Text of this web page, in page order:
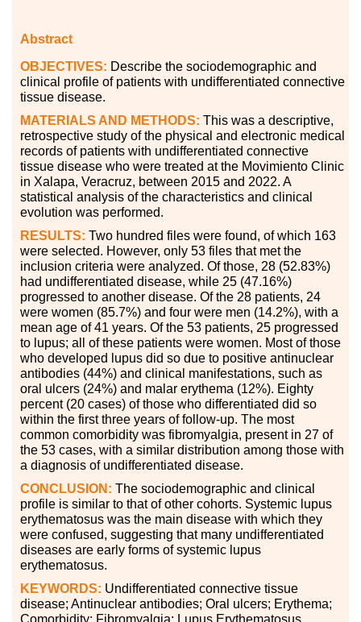
Abstract
OBJECTIVES: Describe the sociodemographic and
clinical profile of patients with undifferentiated connective
tissue disease.
MATERIALS AND METHODS: This was a descriptive,
retrospective study of the physical and electronic medical
records of patients with undifferentiated connective
tissue disease who were treated at the Movimiento Clinic
in Xalapa, Veracruz, between 2015 and 2022. A
statistical analysis of the characteristics and clinical
evolution was performed.
RESULTS: Two hundred files were found, of which 163
were selected. However, only 53 files that met the
inclusion criteria were analyzed. Of those, 28 (52.83%)
had undifferentiated disease, while 25 (47.16%)
progressed to another disease. Of the 28 patients, 24
were women (85.7%) and four were men (14.2%), with a
mean age of 41 years. Of the 53 patients, 25 progressed
to lupus; all of these patients were women. Most of those
who developed lupus did so due to positive antinuclear
antibodies (44%) and clinical manifestations, such as
oral ulcers (24%) and malar erythema (12%). Eighty
percent (20 cases) of those who differentiated did so
within the first three years of follow-up. The most
common comorbidity was fibromyalgia, present in 27 of
the 53 cases, with a similar distribution among those with
a diagnosis of undifferentiated disease.
CONCLUSION: The sociodemographic and clinical
profile is similar to that of other cohorts. Systemic lupus
erythematosus was the main disease with which they
were confused, suggesting that many undifferentiated
diseases are early forms of systemic lupus
erythematosus.
KEYWORDS: Undifferentiated connective tissue
disease; Antinuclear antibodies; Oral ulcers; Erythema;